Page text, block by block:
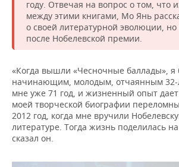
году. Отвечая на вопрос о том, что
между этими книгами, Мо Янь
о своей литературной эволюции,
после Нобелевской премии.
«Когда вышли «Чесночные баллады», я
начинающим, молодым, отчаянным 32-
мне уже 71 год, и жизненный опыт дает
моей творческой биографии
2012 год, когда мне вручили
литературе. Тогда жизнь поделилась
сказал он.